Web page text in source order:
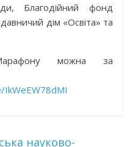
Благодійний фонд
дім «Освіта» та
можна за
науково-